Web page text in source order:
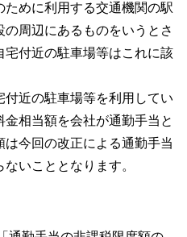
めに利用する交通機関の駅
周辺にあるものをいうとさ
付近の駐車場等はこれに該
近の駐車場等を利用してい
相当額を会社が通勤手当と
今回の改正による通勤手当
いこととなります。